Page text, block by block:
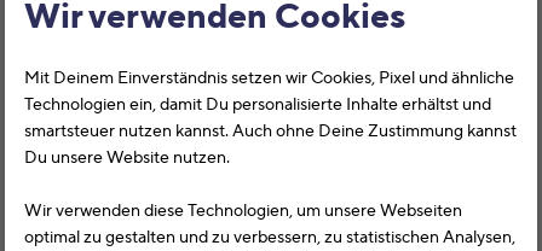
Wir verwenden Cookies
Mit Deinem Einverständnis setzen wir Cookies, Pixel und ähnliche
Technologien ein, damit Du personalisierte Inhalte erhältst und
smartsteuer nutzen kannst. Auch ohne Deine Zustimmung kannst
Du unsere Website nutzen.
Wir verwenden diese Technologien, um unsere Webseiten
optimal zu gestalten und zu verbessern, zu statistischen Analysen,
Auf dieser Seite zeigen wir Ihnen, wie Sie die Anlage R
müssen und was Sie dabei unbedingt beachten sollten.
Im Folgenden wird diesen Themen Beachtung geschenkt:
Ausfüllhilfe zur Anlage „Renten“